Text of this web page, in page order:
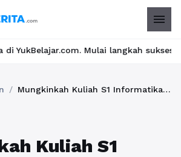
menu
langkah suksesmu hari ini! • Mau
/ Mungkinkah Kuliah S1 Informatika Lebih Ekonomis dibanding PTN dengan Skema Cicilan dan Potongan Biaya
Kuliah S1